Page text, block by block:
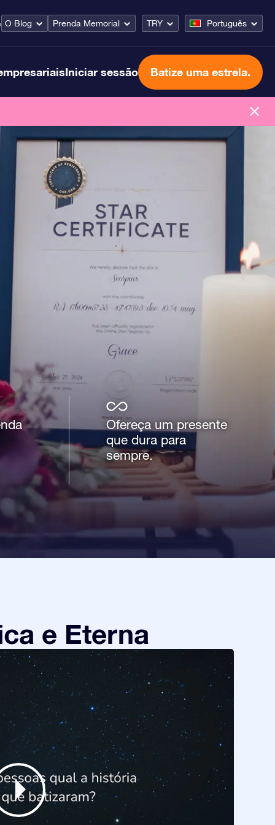
O Blog Prenda Memorial TRY Português
Iniciar sessão Batize uma estrela.
Ofereça um presente
que dura para
sempre.
e Eterna